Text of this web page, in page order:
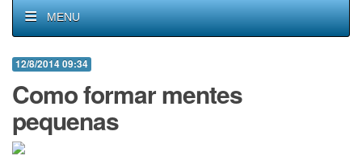
MENU
12/8/2014 09:34
Como formar mentes
pequenas